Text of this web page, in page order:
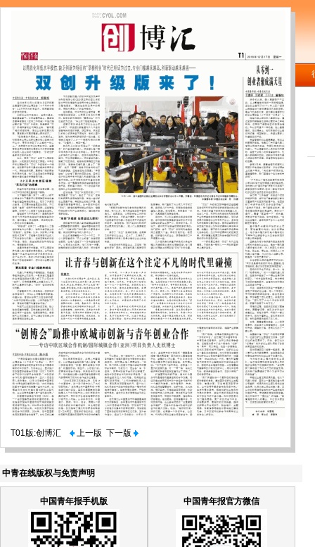
T01版:创博汇 上一版 下一版
中青在线版权与免责声明
中国青年报手机版 中国青年报官方微信